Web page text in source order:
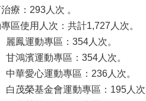
療：293人次 。
區使用人次：共計1,727人次。
麗鳳運動專區：354人次。
甘鴻濱運動專區：354人次。
中華愛心運動專區：236人次。
白茂榮基金會運動專區：195人次